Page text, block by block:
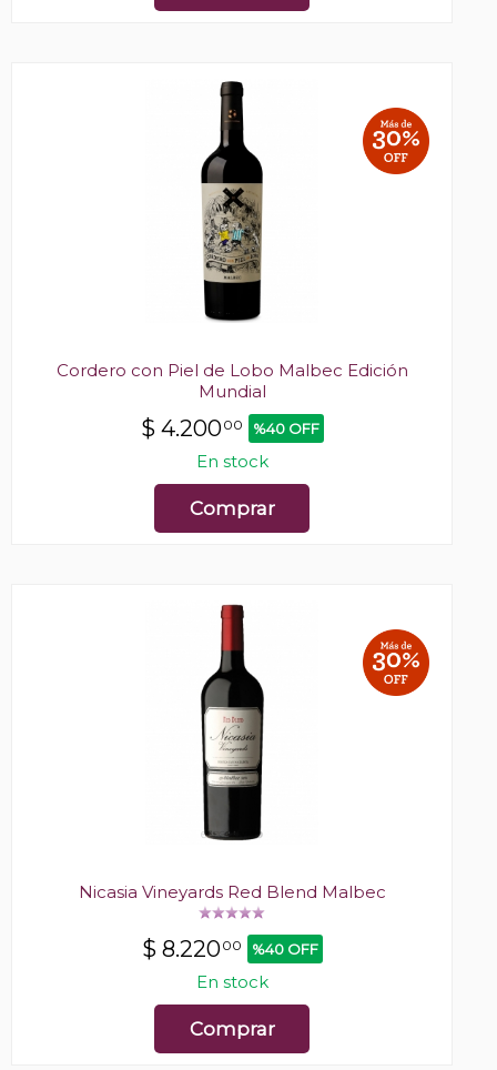
Cordero con Piel de Lobo Malbec Edición
Mundial
$ 4.20000 %40 OFF
En stock
Comprar
Nicasia Vineyards Red Blend Malbec
$ 8.22000 %40 OFF
En stock
Comprar